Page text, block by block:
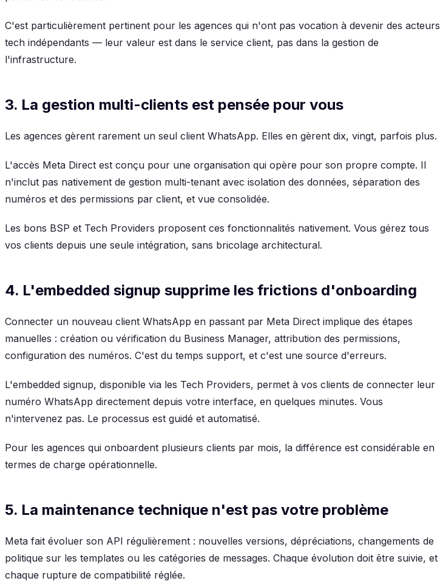
C'est particulièrement pertinent pour les agences qui n'ont pas vocation à devenir des acteurs
tech indépendants — leur valeur est dans le service client, pas dans la gestion de
l'infrastructure.
3. La gestion multi-clients est pensée pour vous
Les agences gèrent rarement un seul client WhatsApp. Elles en gèrent dix, vingt, parfois plus.
L'accès Meta Direct est conçu pour une organisation qui opère pour son propre compte. Il
n'inclut pas nativement de gestion multi-tenant avec isolation des données, séparation des
numéros et des permissions par client, et vue consolidée.
Les bons BSP et Tech Providers proposent ces fonctionnalités nativement. Vous gérez tous
vos clients depuis une seule intégration, sans bricolage architectural.
4. L'embedded signup supprime les frictions d'onboarding
Connecter un nouveau client WhatsApp en passant par Meta Direct implique des étapes
manuelles : création ou vérification du Business Manager, attribution des permissions,
configuration des numéros. C'est du temps support, et c'est une source d'erreurs.
L'embedded signup, disponible via les Tech Providers, permet à vos clients de connecter leur
numéro WhatsApp directement depuis votre interface, en quelques minutes. Vous
n'intervenez pas. Le processus est guidé et automatisé.
Pour les agences qui onboardent plusieurs clients par mois, la différence est considérable en
termes de charge opérationnelle.
5. La maintenance technique n'est pas votre problème
Meta fait évoluer son API régulièrement : nouvelles versions, dépréciations, changements de
politique sur les templates ou les catégories de messages. Chaque évolution doit être suivie, et
chaque rupture de compatibilité réglée.